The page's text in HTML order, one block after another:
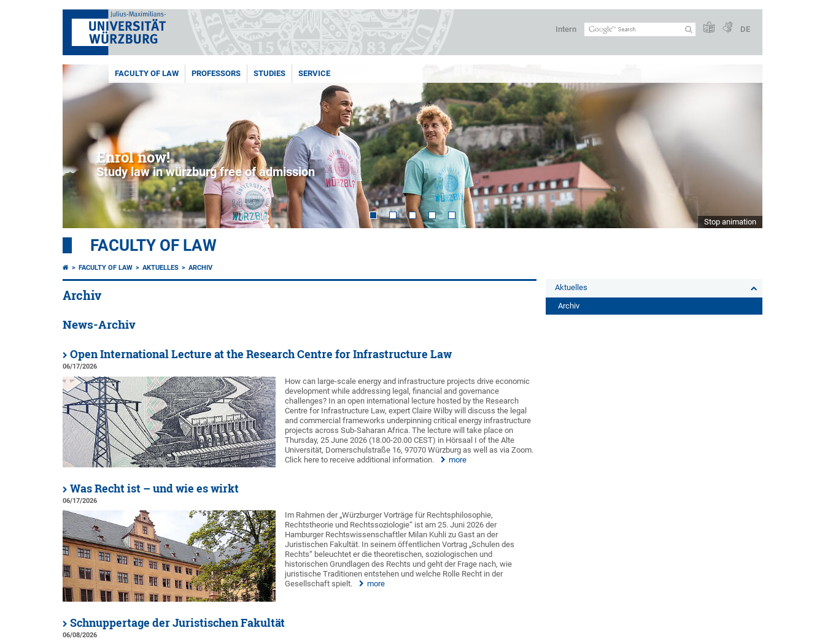
Intern DE
FACULTY OF LAW PROFESSORS STUDIES SERVICE
Enrol now!
Study law in würzburg free of admission
Stop animation
FACULTY OF LAW
FACULTY OF LAW AKTUELLES ARCHIV
Archiv
News-Archiv
Open International Lecture at the Research Centre for Infrastructure Law
06/17/2026
How can large-scale energy and infrastructure projects drive economic
development while addressing legal, financial and governance
challenges? In an open international lecture hosted by the Research
Centre for Infrastructure Law, expert Claire Wilby will discuss the legal
and commercial frameworks underpinning critical energy infrastructure
projects across Sub-Saharan Africa. The lecture will take place on
Thursday, 25 June 2026 (18.00-20.00 CEST) in Hörsaal I of the Alte
Universität, Domerschulstraße 16, 97070 Würzburg as well as via Zoom.
Click here to receive additional information.
more
Was Recht ist – und wie es wirkt
06/17/2026
Im Rahmen der „Würzburger Vorträge für Rechtsphilosophie,
Rechtstheorie und Rechtssoziologie“ ist am 25. Juni 2026 der
Hamburger Rechtswissenschaftler Milan Kuhli zu Gast an der
Juristischen Fakultät. In seinem öffentlichen Vortrag „Schulen des
Rechts“ beleuchtet er die theoretischen, soziologischen und
historischen Grundlagen des Rechts und geht der Frage nach, wie
juristische Traditionen entstehen und welche Rolle Recht in der
Gesellschaft spielt.
more
Schnuppertage der Juristischen Fakultät
06/08/2026
Aktuelles
Archiv